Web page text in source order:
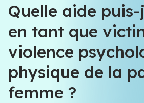
Quelle aide
en tant que
violence
physique de la
femme ?